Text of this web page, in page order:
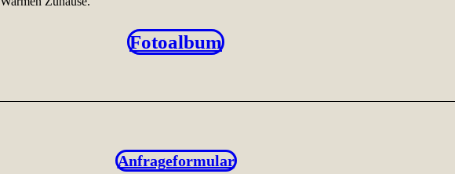
Fotoalbum
Anfrageformular